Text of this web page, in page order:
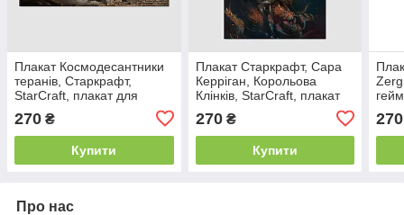
Плакат Космодесантники
теранів, Старкрафт,
StarCraft, плакат для
270 ₴
Купити
Плакат Старкрафт, Сара
Керріган, Корольова
Клінків, StarCraft, плакат
270₴
Купити
270
Про нас